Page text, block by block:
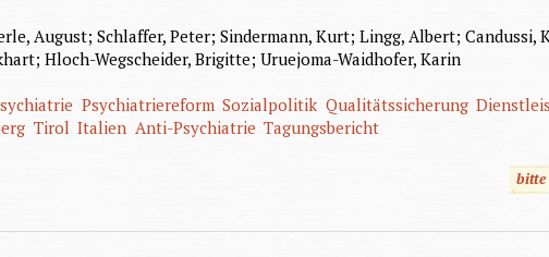
August; Schlaffer, Peter; Sindermann, Kurt; Lingg, Albert; Candussi,
Hloch-Wegscheider, Brigitte; Uruejoma-Waidhofer, Karin
Psychiatriereform Sozialpolitik Qualitätssicherung
Tirol Italien Anti-Psychiatrie Tagungsbericht
bitte